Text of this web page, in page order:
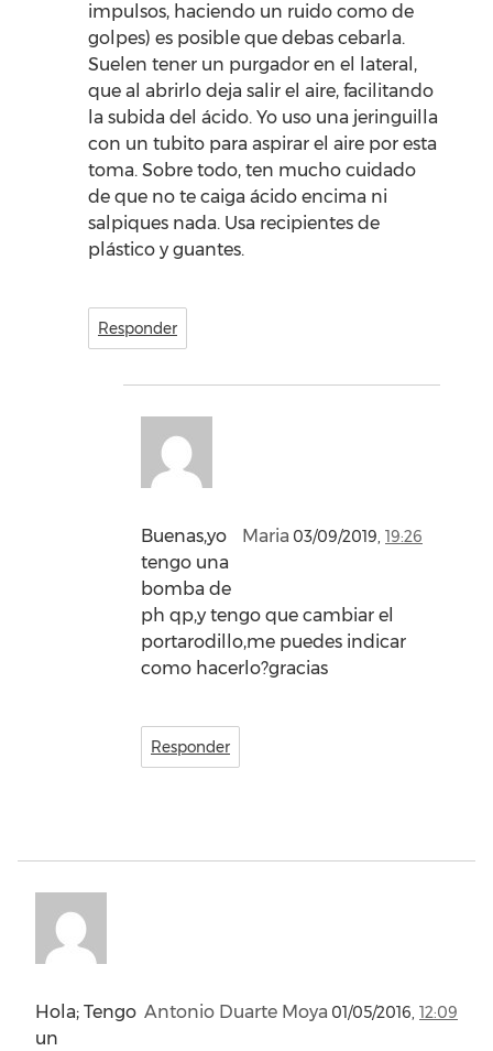
impulsos, haciendo un ruido como de
golpes) es posible que debas cebarla.
Suelen tener un purgador en el lateral,
que al abrirlo deja salir el aire, facilitando
la subida del ácido. Yo uso una jeringuilla
con un tubito para aspirar el aire por esta
toma. Sobre todo, ten mucho cuidado
de que no te caiga ácido encima ni
salpiques nada. Usa recipientes de
plástico y guantes.
Responder
Maria 03/09/2019, 19:26
Buenas,yo
tengo una
bomba de
ph qp,y tengo que cambiar el
portarodillo,me puedes indicar
como hacerlo?gracias
Responder
Antonio Duarte Moya 01/05/2016, 12:09
Hola; Tengo
un